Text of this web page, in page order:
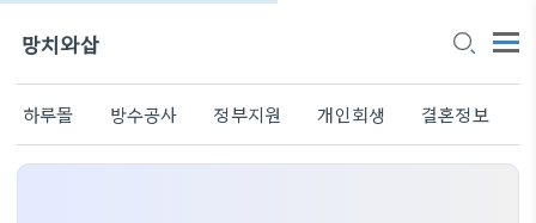
망치와삽
하루몰 방수공사 정부지원 개인회생 결혼정보